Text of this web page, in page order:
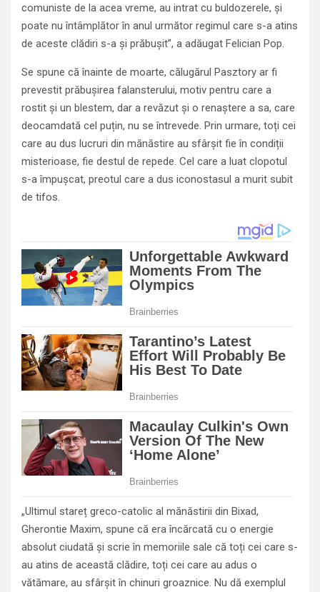
comuniste de la acea vreme, au intrat cu buldozerele, și
poate nu întâmplător în anul următor regimul care s-a atins
de aceste clădiri s-a și prăbușit”, a adăugat Felician Pop.
Se spune că înainte de moarte, călugărul Pasztory ar fi
prevestit prăbușirea falansterului, motiv pentru care a
rostit și un blestem, dar a revăzut și o renaștere a sa, care
deocamdată cel puțin, nu se întrevede. Prin urmare, toți cei
care au dus lucruri din mănăstire au sfârșit fie în condiții
misterioase, fie destul de repede. Cel care a luat clopotul
s-a împușcat, preotul care a dus iconostasul a murit subit
de tifos.
„Ultimul stareț greco-catolic al mănăstirii din Bixad,
Gherontie Maxim, spune că era încărcată cu o energie
absolut ciudată și scrie în memoriile sale că toți cei care s-
au atins de această clădire, toți cei care au adus o
vătămare, au sfârșit în chinuri groaznice. Nu dă exemplul